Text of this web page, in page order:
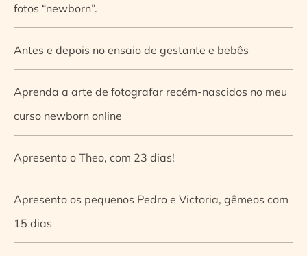
fotos “newborn”.
Antes e depois no ensaio de gestante e bebês
Aprenda a arte de fotografar recém-nascidos no meu
curso newborn online
Apresento o Theo, com 23 dias!
Apresento os pequenos Pedro e Victoria, gêmeos com
15 dias